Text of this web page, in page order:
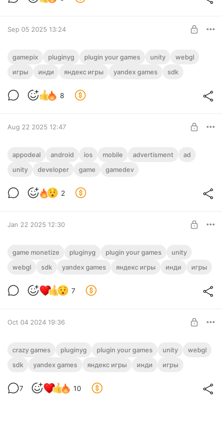
Sep 05 2025 13:24
GamePix платформа
Level required:
gamepix pluginyg plugin your games unity
webgl
игры
инди яндекс игры yandex games sdk
8
Aug 22 2025 12:47
Appodeal рекламная сеть для
мобильных приложений
Level required:
appodeal android ios mobile advertisment
ad
unity
developer game gamedev
2
Jan 22 2025 12:30
Game Monetize платформа
Level required:
game monetize pluginyg plugin your games
unity
webgl
sdk yandex games яндекс игры инди игры
7
Oct 04 2024 19:36
Crazy Games платформа
Level required:
crazy games pluginyg plugin your games unity
webgl
sdk
yandex games яндекс игры инди игры
7 10